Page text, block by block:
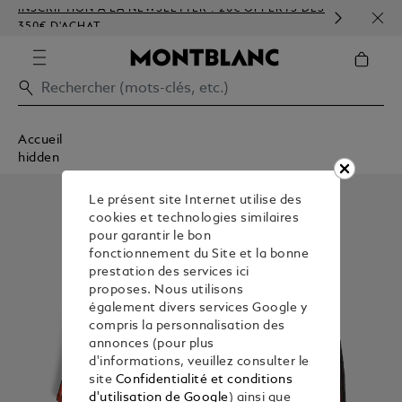
INSCRIPTION À LA NEWSLETTER : 20€ OFFERTS DÈS
350€ D'ACHAT
Accueil
hidden
Le présent site Internet utilise des
cookies et technologies similaires
pour garantir le bon
fonctionnement du Site et la bonne
prestation des services ici
proposes. Nous utilisons
également divers services Google y
compris la personnalisation des
annonces (pour plus
d'informations, veuillez consulter le
site Confidentialité et conditions
d'utilisation de Google) ainsi que